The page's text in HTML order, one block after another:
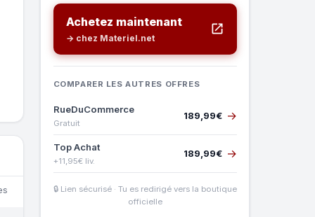
Achetez maintenant
→ chez Materiel.net
COMPARER LES AUTRES OFFRES
RueDuCommerce
Gratuit
189,99€ →
Top Achat
+11,95€ liv.
189,99€ →
🔒 Lien sécurisé · Tu es redirigé vers la boutique
officielle